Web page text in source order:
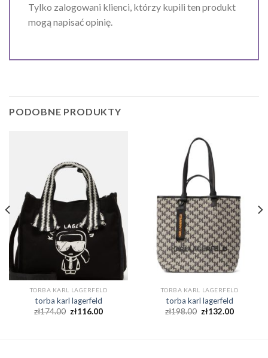
Tylko zalogowani klienci, którzy kupili ten produkt
mogą napisać opinię.
PODOBNE PRODUKTY
TORBA KARL LAGERFELD
torba karl lagerfeld
zł174.00 zł116.00
TORBA KARL LAGERFELD
torba karl lagerfeld
zł198.00 zł132.00